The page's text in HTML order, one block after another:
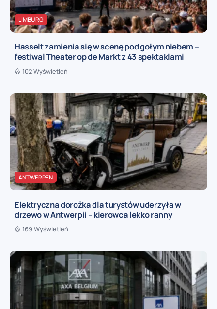
LIMBURG
Hasselt zamienia się w scenę pod gołym niebem –
festiwal Theater op de Markt z 43 spektaklami
102 Wyświetleń
ANTWERPEN
Elektryczna dorożka dla turystów uderzyła w
drzewo w Antwerpii – kierowca lekko ranny
169 Wyświetleń